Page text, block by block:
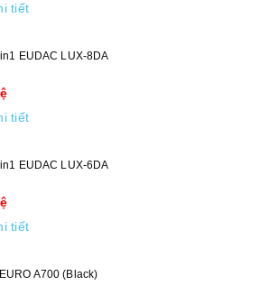
tiết
EUDAC LUX-8DA
tiết
EUDAC LUX-6DA
tiết
A700 (Black)